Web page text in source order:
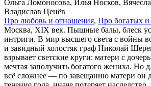
Ольга Ломоносова, Илья Носков,
Владислав Ценёв
Про лю­бовь и от­но­ше­ния, Про бо­га­тых
Москва, XIX век. Пышные балы, блеск
интриги. В мир высшего света с войны
и завидный холостяк граф Николай
взрывает светские круги: матери с
мечтая заполучить богатого жениха. Но
всё сложнее — по завещанию матери он